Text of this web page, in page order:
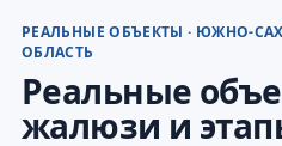
РЕАЛЬНЫЕ ОБЪЕКТЫ · ЮЖНО-
ОБЛАСТЬ
Реальные
жалюзи и